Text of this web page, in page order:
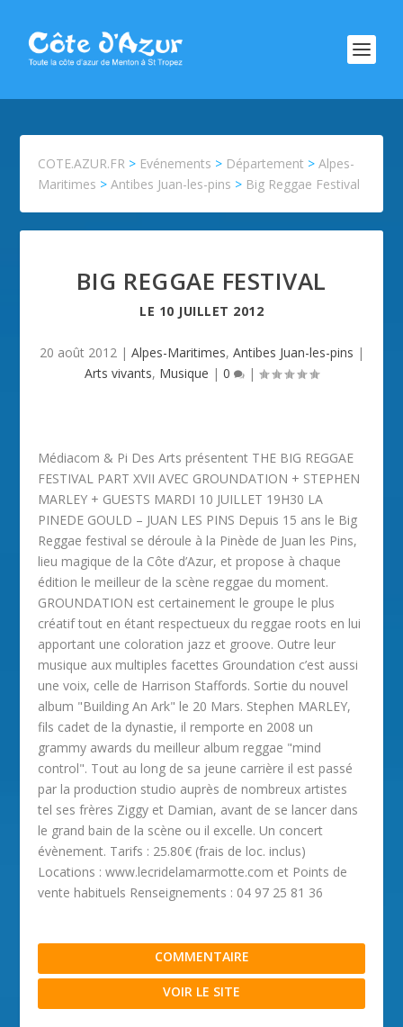
COTE.AZUR.FR > Evénements > Département >Alpes-
Maritimes >Antibes Juan-les-pins > Big Reggae Festival
BIG REGGAE FESTIVAL
LE 10 JUILLET 2012
20 août 2012| Alpes-Maritimes, Antibes Juan-les-pins |
Arts vivants, Musique | 0 |
Médiacom & Pi Des Arts présentent THE BIG REGGAE
FESTIVAL PART XVII AVEC GROUNDATION + STEPHEN
MARLEY + GUESTS MARDI 10 JUILLET 19H30 LA
PINEDE GOULD – JUAN LES PINS Depuis 15 ans le Big
Reggae festival se déroule à la Pinède de Juan les Pins,
lieu magique de la Côte d’Azur, et propose à chaque
édition le meilleur de la scène reggae du moment.
GROUNDATION est certainement le groupe le plus
créatif tout en étant respectueux du reggae roots en lui
apportant une coloration jazz et groove. Outre leur
musique aux multiples facettes Groundation c’est aussi
une voix, celle de Harrison Staffords. Sortie du nouvel
album "Building An Ark" le 20 Mars. Stephen MARLEY,
fils cadet de la dynastie, il remporte en 2008 un
grammy awards du meilleur album reggae "mind
control". Tout au long de sa jeune carrière il est passé
par la production studio auprès de nombreux artistes
tel ses frères Ziggy et Damian, avant de se lancer dans
le grand bain de la scène ou il excelle. Un concert
évènement. Tarifs : 25.80€ (frais de loc. inclus)
Locations : www.lecridelamarmotte.com et Points de
vente habituels Renseignements : 04 97 25 81 36
COMMENTAIRE
VOIR LE SITE